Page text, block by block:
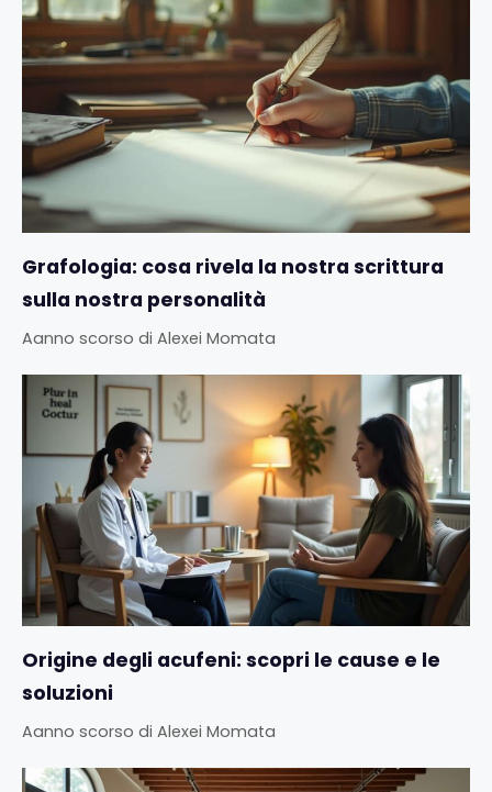
Grafologia: cosa rivela la nostra scrittura
sulla nostra personalità
Aanno scorso di Alexei Momata
Origine degli acufeni: scopri le cause e le
soluzioni
Aanno scorso di Alexei Momata